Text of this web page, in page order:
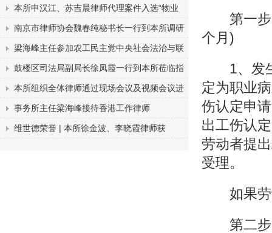
本所申汉江、苏吉晨律师代理案件入选“物业
南京市律师协会魏春纯秘书长一行到本所调研
梁海峰主任参加农工民主党中央社会法治与联
鼓楼区司法局副局长徐凤霞一行到本所莅临指
本所组织全体律师通过现场会议及视频会议进
事务所主任梁海峰接待香港工作律师
维世德荣誉 | 本所徐金波、李晓霞律师获
第一步
个月)
1、发生
定为职业
伤认定申
出工伤认
劳动者提
受理。
如果劳
第二步